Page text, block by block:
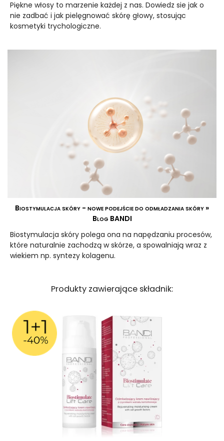
Piękne włosy to marzenie każdej z nas. Dowiedz sie jak o
nie zadbać i jak pielęgnować skórę głowy, stosując
kosmetyki trychologiczne.
Biostymulacja skóry - nowe podejście do odmładzania skóry »
Blog BANDI
Biostymulacja skóry polega ona na napędzaniu procesów,
które naturalnie zachodzą w skórze, a spowalniają wraz z
wiekiem np. syntezy kolagenu.
Produkty zawierające składnik: